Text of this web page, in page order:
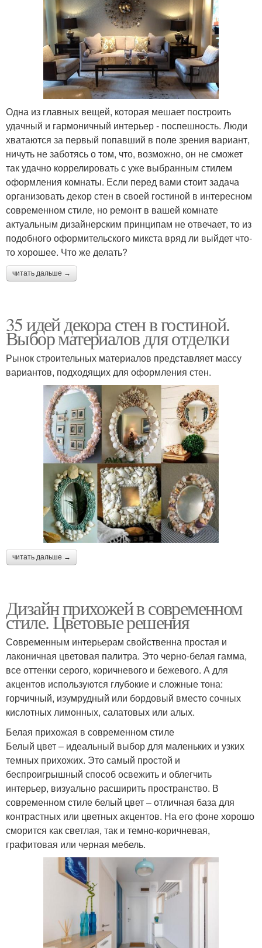
Одна из главных вещей, которая мешает построить
удачный и гармоничный интерьер - поспешность. Люди
хватаются за первый попавший в поле зрения вариант,
ничуть не заботясь о том, что, возможно, он не сможет
так удачно коррелировать с уже выбранным стилем
оформления комнаты. Если перед вами стоит задача
организовать декор стен в своей гостиной в интересном
современном стиле, но ремонт в вашей комнате
актуальным дизайнерским принципам не отвечает, то из
подобного оформительского микста вряд ли выйдет что-
то хорошее. Что же делать?
читать дальше →
35 идей декора стен в гостиной.
Выбор материалов для отделки
Рынок строительных материалов представляет массу
вариантов, подходящих для оформления стен.
читать дальше →
Дизайн прихожей в современном
стиле. Цветовые решения
Современным интерьерам свойственна простая и
лаконичная цветовая палитра. Это черно-белая гамма,
все оттенки серого, коричневого и бежевого. А для
акцентов используются глубокие и сложные тона:
горчичный, изумрудный или бордовый вместо сочных
кислотных лимонных, салатовых или алых.
Белая прихожая в современном стиле
Белый цвет – идеальный выбор для маленьких и узких
темных прихожих. Это самый простой и
беспроигрышный способ освежить и облегчить
интерьер, визуально расширить пространство. В
современном стиле белый цвет – отличная база для
контрастных или цветных акцентов. На его фоне хорошо
сморится как светлая, так и темно-коричневая,
графитовая или черная мебель.